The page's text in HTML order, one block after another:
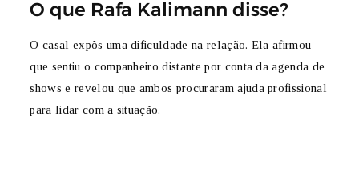
O que Rafa Kalimann disse?
O casal expôs uma dificuldade na relação. Ela afirmou
que sentiu o companheiro distante por conta da agenda de
shows e revelou que ambos procuraram ajuda profissional
para lidar com a situação.